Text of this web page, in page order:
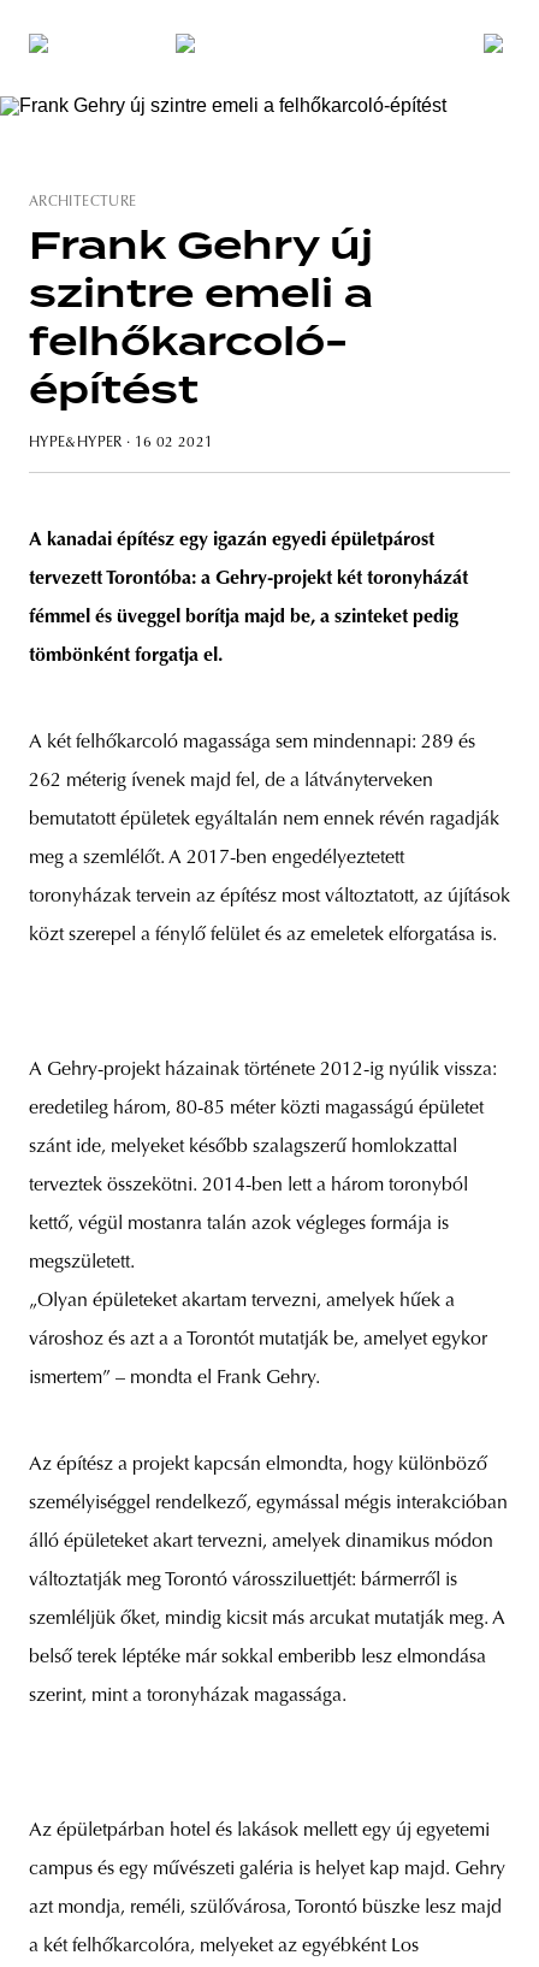
budapest poland
ARCHITECTURE
Frank Gehry új
szintre emeli a
felhőkarcoló-
építést
HYPE&HYPER · 16 02 2021
A kanadai építész egy igazán egyedi épületpárost
tervezett Torontóba: a Gehry-projekt két toronyházát
fémmel és üveggel borítja majd be, a szinteket pedig
tömbönként forgatja el.
A két felhőkarcoló magassága sem mindennapi: 289 és
262 méterig ívenek majd fel, de a látványterveken
bemutatott épületek egyáltalán nem ennek révén ragadják
meg a szemlélőt. A 2017-ben engedélyeztetett
toronyházak tervein az építész most változtatott, az újítások
közt szerepel a fénylő felület és az emeletek elforgatása is.
A Gehry-projekt házainak története 2012-ig nyúlik vissza:
eredetileg három, 80-85 méter közti magasságú épületet
szánt ide, melyeket később szalagszerű homlokzattal
terveztek összekötni. 2014-ben lett a három toronyból
kettő, végül mostanra talán azok végleges formája is
megszületett.
„Olyan épületeket akartam tervezni, amelyek hűek a
városhoz és azt a a Torontót mutatják be, amelyet egykor
ismertem” – mondta el Frank Gehry.
Az építész a projekt kapcsán elmondta, hogy különböző
személyiséggel rendelkező, egymással mégis interakcióban
álló épületeket akart tervezni, amelyek dinamikus módon
változtatják meg Torontó várossziluettjét: bármerről is
szemléljük őket, mindig kicsit más arcukat mutatják meg. A
belső terek léptéke már sokkal emberibb lesz elmondása
szerint, mint a toronyházak magassága.
Az épületpárban hotel és lakások mellett egy új egyetemi
campus és egy művészeti galéria is helyet kap majd. Gehry
azt mondja, reméli, szülővárosa, Torontó büszke lesz majd
a két felhőkarcolóra, melyeket az egyébként Los